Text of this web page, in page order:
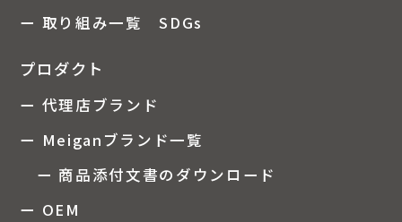
ー 取り組み一覧 SDGs
プロダクト
ー 代理店ブランド
ー Meiganブランド一覧
ー 商品添付文書のダウンロード
ー OEM